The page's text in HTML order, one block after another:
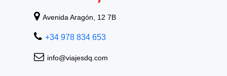
Avenida Aragón, 12 7B
+34 978 834 653
info@viajesdq.com